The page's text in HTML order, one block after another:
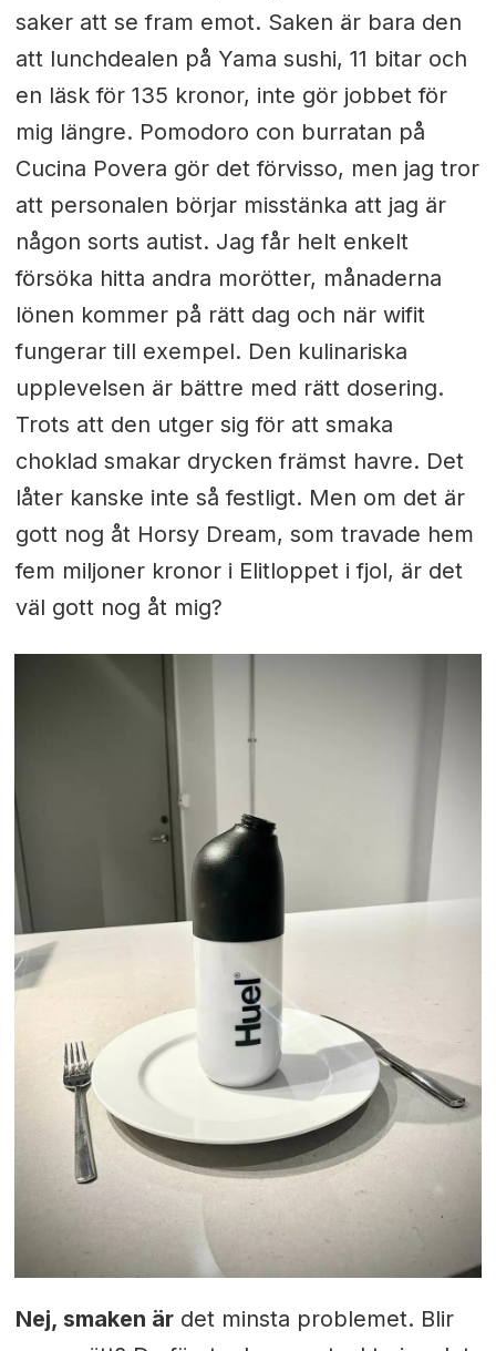
saker att se fram emot. Saken är bara den
att lunchdealen på Yama sushi, 11 bitar och
en läsk för 135 kronor, inte gör jobbet för
mig längre. Pomodoro con burratan på
Cucina Povera gör det förvisso, men jag tror
att personalen börjar misstänka att jag är
någon sorts autist. Jag får helt enkelt
försöka hitta andra morötter, månaderna
lönen kommer på rätt dag och när wifit
fungerar till exempel. Den kulinariska
upplevelsen är bättre med rätt dosering.
Trots att den utger sig för att smaka
choklad smakar drycken främst havre. Det
låter kanske inte så festligt. Men om det är
gott nog åt Horsy Dream, som travade hem
fem miljoner kronor i Elitloppet i fjol, är det
väl gott nog åt mig?
Nej, smaken ärdet minsta problemet. Blir